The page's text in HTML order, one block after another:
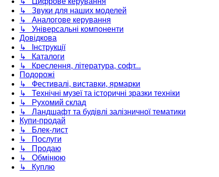
↳ Звуки для наших моделей
↳ Аналогове керування
↳ Універсальні компоненти
Довідкова
↳ Інструкції
↳ Каталоги
↳ Креслення, література, софт...
Подорожі
↳ Фестивалі, виставки, ярмарки
↳ Технічні музеї та історичні зразки техніки
↳ Рухомий склад
↳ Ландшафт та будівлі залізничної тематики
Купи-продай
↳ Блек-лист
↳ Послуги
↳ Продаю
↳ Обмінюю
↳ Куплю